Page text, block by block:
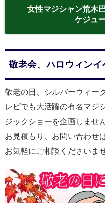
女性マジシャン荒木
ケジュ
敬老会、ハロウィン
敬老の日、シルバーウィー
レビでも大活躍の有名マジ
ジックショーを企画しませ
お見積もり、お問い合わせ
お気軽にご相談くださいませ